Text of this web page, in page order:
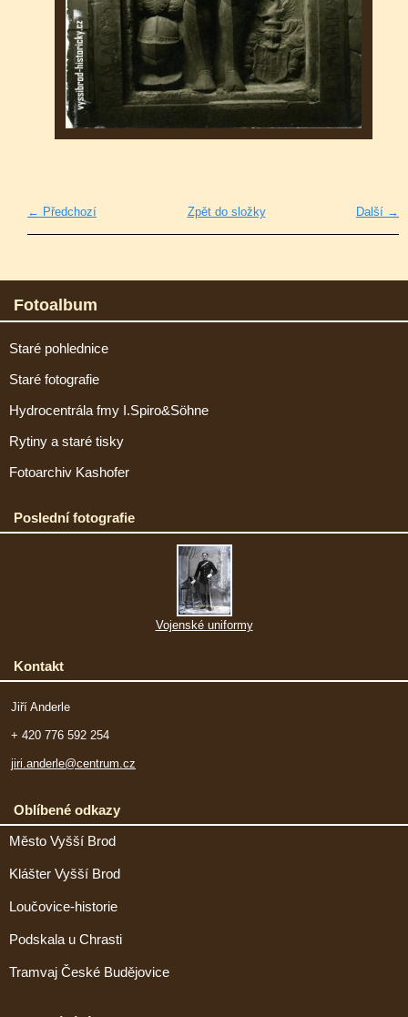
← Předchozí Další →
Zpět do složky
Fotoalbum
Staré pohlednice
Staré fotografie
Hydrocentrála fmy I.Spiro&Söhne
Rytiny a staré tisky
Fotoarchiv Kashofer
Poslední fotografie
Vojenské uniformy
Kontakt
Jiří Anderle
+ 420 776 592 254
jiri.anderle@centrum.cz
Oblíbené odkazy
Město Vyšší Brod
Klášter Vyšší Brod
Loučovice-historie
Podskala u Chrasti
Tramvaj České Budějovice